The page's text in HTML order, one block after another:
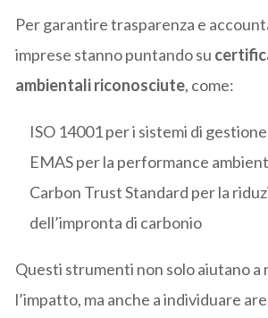
Per garantire trasparenza e
imprese stanno puntando su
ambientali riconosciute, come:
ISO 14001 per i sistemi di
EMAS per la performance
Carbon Trust Standard per la
dell’impronta di carbonio
Questi strumenti non solo aiutano a
l’impatto, ma anche a individuare